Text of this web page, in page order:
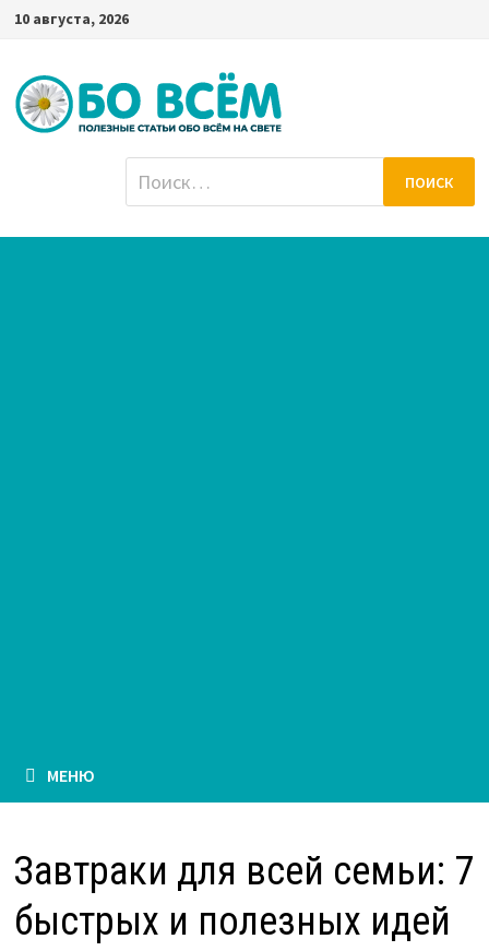
Перейти
содержимому
10 августа, 2026
Найти:
МЕНЮ
Завтраки для всей семьи: 7
быстрых и полезных идей